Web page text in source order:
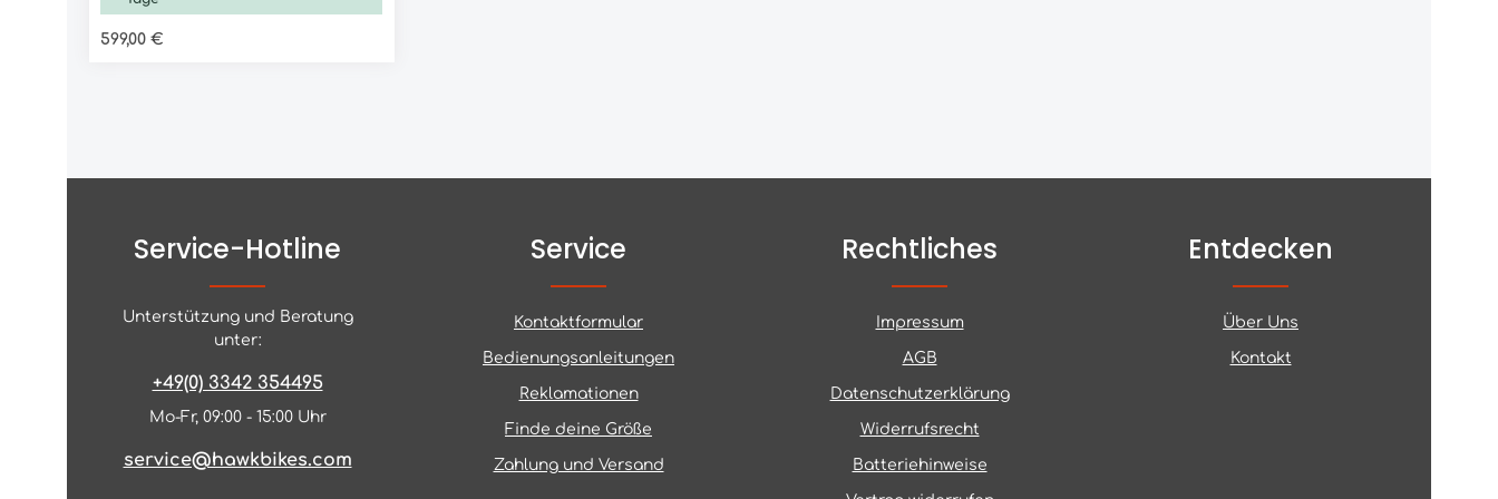
Regulärer Preis:
599,00 €
Service-Hotline
Unterstützung und Beratung
unter:
+49(0) 3342 354495
Mo-Fr, 09:00 - 15:00 Uhr
service@hawkbikes.com
Service
Kontaktformular
Bedienungsanleitungen
Reklamationen
Finde deine Größe
Zahlung und Versand
Rechtliches
Impressum
AGB
Datenschutzerklärung
Widerrufsrecht
Batteriehinweise
Entdecken
Über Uns
Kontakt